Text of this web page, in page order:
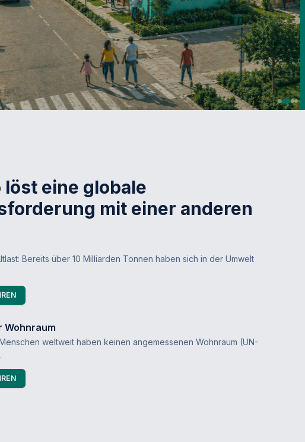
löst eine globale
mit einer anderen
Bereits über 10 Milliarden Tonnen haben sich in der Umwelt
Wohnraum
weltweit haben keinen angemessenen Wohnraum (UN-